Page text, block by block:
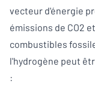
vecteur d'énergie
émissions de CO2
combustibles
l'hydrogène peut
: